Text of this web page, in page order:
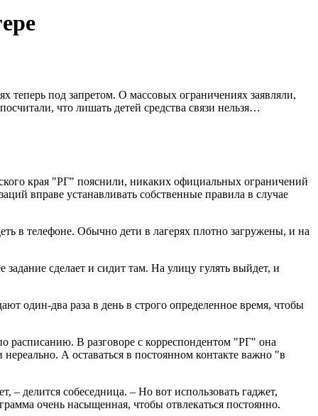
теперь под запретом. О массовых ограничениях заявляли,
что лишать детей средства связи нельзя…
края "РГ" пояснили, никаких официальных ограничений
вправе устанавливать собственные правила в случае
в телефоне. Обычно дети в лагерях плотно загружены, и на
сделает и сидит там. На улицу гулять выйдет, и
один-два раза в день в строго определенное время, чтобы
расписанию. В разговоре с корреспондентом "РГ" она
А оставаться в постоянном контакте важно "в
делится собеседница. – Но вот использовать гаджет,
очень насыщенная, чтобы отвлекаться постоянно.